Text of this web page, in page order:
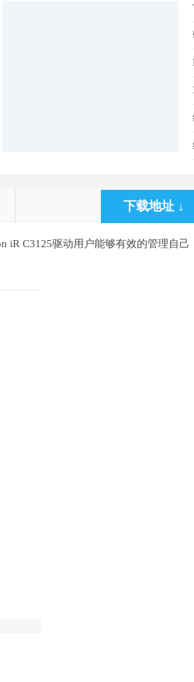
下载地址 ↓
iR C3125驱动用户能够有效的管理自己